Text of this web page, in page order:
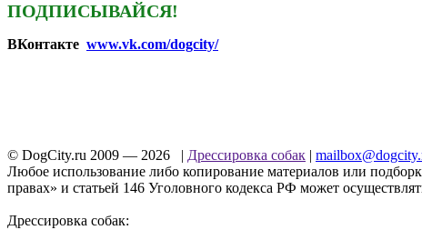
ПОДПИСЫВАЙСЯ!
ВКонтакте www.vk.com/dogcity/
© DogCity.ru 2009 — 2026 | Дрессировка собак |
Любое использование либо копирование материалов или
правах» и статьей 146 Уголовного кодекса РФ может
Дрессировка собак: